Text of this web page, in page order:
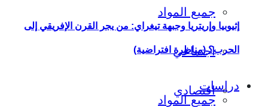
جميع المواد
اجتماعي
اقتصادي
إثيوبيا وإريتريا وجبهة تيغراي: من يجر القرن الإفريقي إلى
الحرب؟ (مناظرة افتراضية)
دراسات
جميع المواد